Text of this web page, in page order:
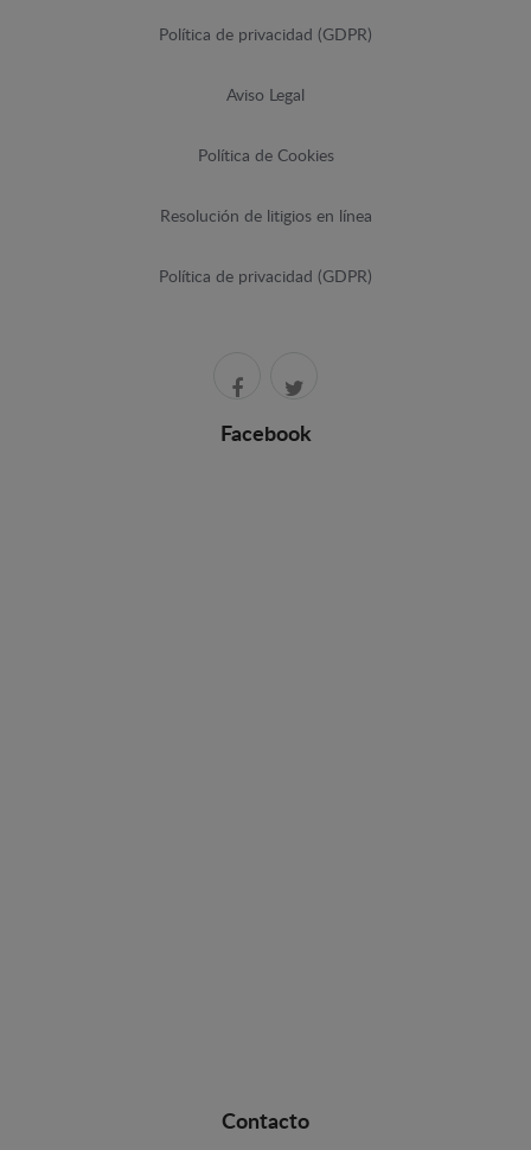
Política de privacidad (GDPR)
Aviso Legal
Política de Cookies
Resolución de litigios en línea
Política de privacidad (GDPR)
Facebook
Contacto